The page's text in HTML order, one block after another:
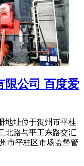
限公司 百度爱
地址位于贺州市平桂
北路与平工东路交汇
市平桂区市场监督管